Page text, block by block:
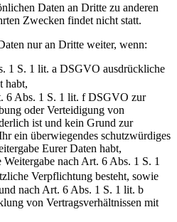
Daten an Dritte zu anderen
Zwecken findet nicht statt.
nur an Dritte weiter, wenn:
1 S. 1 lit. a DSGVO ausdrückliche
habt,
6 Abs. 1 S. 1 lit. f DSGVO zur
oder Verteidigung von
ist und kein Grund zur
ein überwiegendes schutzwürdiges
Eurer Daten habt,
nach Art. 6 Abs. 1 S. 1
Verpflichtung besteht, sowie
nach Art. 6 Abs. 1 S. 1 lit. b
von Vertragsverhältnissen mit